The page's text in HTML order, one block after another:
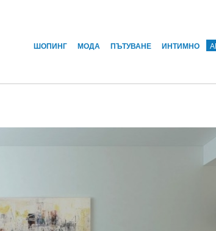
ШОПИНГ МОДА ПЪТУВАНЕ ИНТИМНО